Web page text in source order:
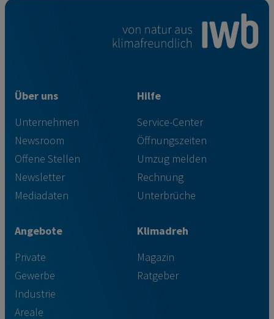
Über uns
Unternehmen
Newsroom
Offene Stellen
Newsletter
Mediadaten
Hilfe
Service-Center
Öffnungszeiten
Umzug melden
Rechnung
Unterbrüche
Angebote
Private
Gewerbe
Industrie
Areale
Klimadreh
Magazin
Ratgeber